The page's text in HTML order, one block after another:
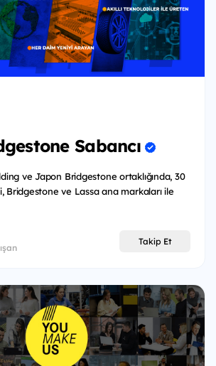
Sabancı
ve Japon Bridgestone ortaklığında, 30
Bridgestone ve Lassa ana markaları ile
Takip Et